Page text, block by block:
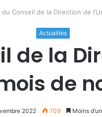
du Conseil de la Direction de
Actualités
de la
de
2022 709 Moins